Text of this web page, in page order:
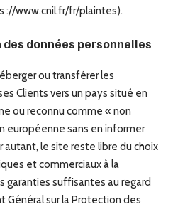
://www.cnil.fr/fr/plaintes).
données personnelles
ou transférer les
Clients vers un pays situé en
ou reconnu comme « non
européenne sans en informer
le site reste libre du choix
et commerciaux à la
garanties suffisantes au regard
Général sur la Protection des